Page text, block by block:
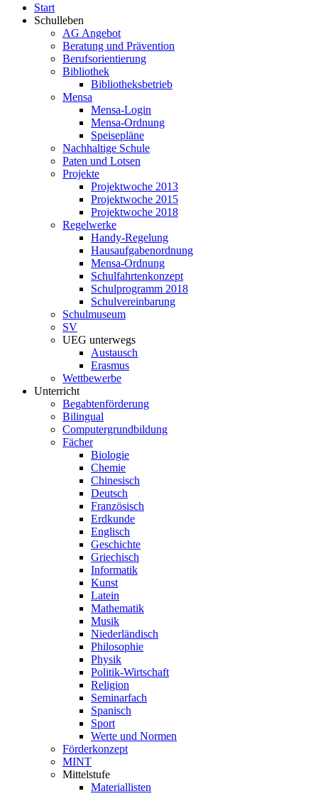
Start
Schulleben
AG Angebot
Beratung und Prävention
Berufsorientierung
Bibliothek
Bibliotheksbetrieb
Mensa
Mensa-Login
Mensa-Ordnung
Speisepläne
Nachhaltige Schule
Paten und Lotsen
Projekte
Projektwoche 2013
Projektwoche 2015
Projektwoche 2018
Regelwerke
Handy-Regelung
Hausaufgabenordnung
Mensa-Ordnung
Schulfahrtenkonzept
Schulprogramm 2018
Schulvereinbarung
Schulmuseum
SV
UEG unterwegs
Austausch
Erasmus
Wettbewerbe
Unterricht
Begabtenförderung
Bilingual
Computergrundbildung
Fächer
Biologie
Chemie
Chinesisch
Deutsch
Französisch
Erdkunde
Englisch
Geschichte
Griechisch
Informatik
Kunst
Latein
Mathematik
Musik
Niederländisch
Philosophie
Physik
Politik-Wirtschaft
Religion
Seminarfach
Spanisch
Sport
Werte und Normen
Förderkonzept
MINT
Mittelstufe
Materiallisten